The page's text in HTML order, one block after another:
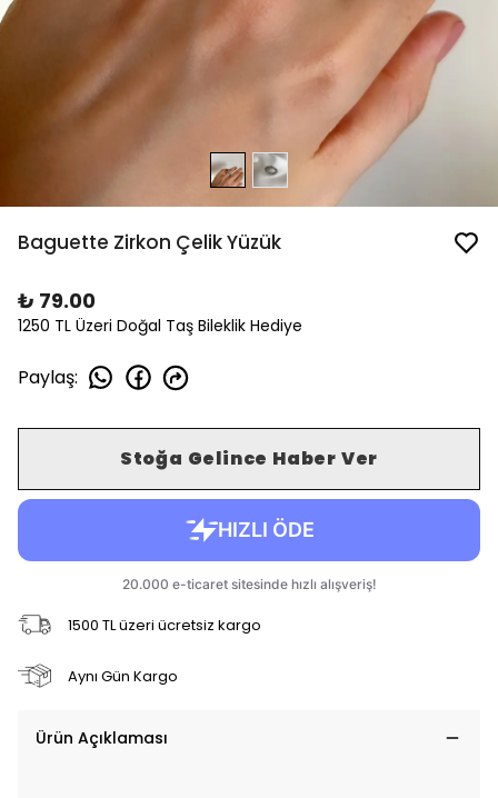
Baguette Zirkon Çelik Yüzük
₺ 79.00
1250 TL Üzeri Doğal Taş Bileklik Hediye
Paylaş:
Stoğa Gelince Haber Ver
1500 TL üzeri ücretsiz kargo
Aynı Gün Kargo
Ürün Açıklaması